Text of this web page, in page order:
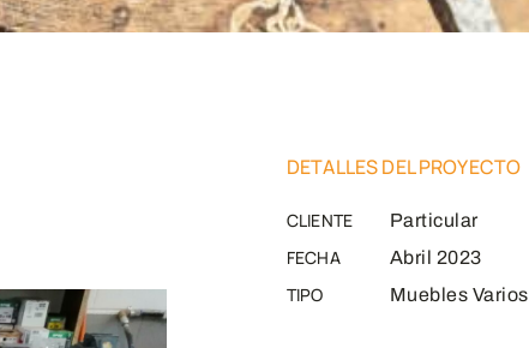
DETALLES DEL PROYECTO
CLIENTE Particular
FECHA Abril 2023
TIPO Muebles Varios